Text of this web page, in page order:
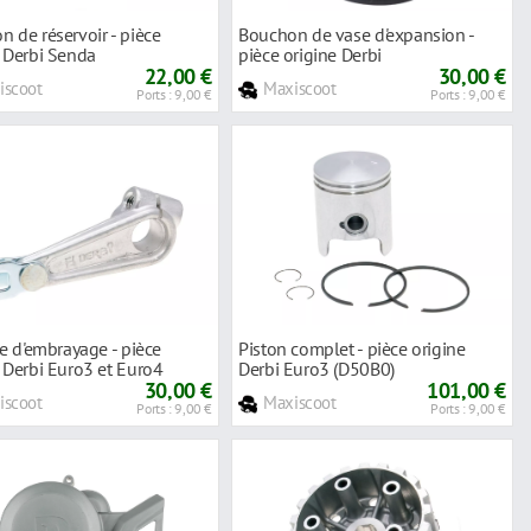
de réservoir - pièce
Senda
22,00 €
Ports : 9,00 €
Bouchon de vase d'expansion -
pièce origine Derbi
Maxiscoot 30,00 €
Ports : 9,00 €
d'embrayage - pièce
Euro3 et Euro4
30,00 €
Ports : 9,00 €
Piston complet - pièce origine
Derbi Euro3 (D50B0)
Maxiscoot 101,00 €
Ports : 9,00 €